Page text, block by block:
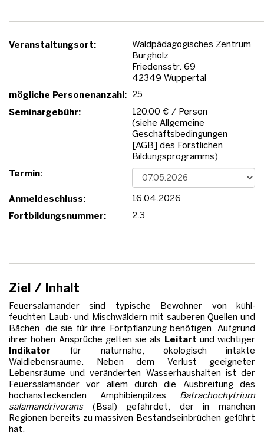
Veranstaltungsort:
Waldpädagogisches Zentrum
Burgholz
Friedensstr. 69
42349 Wuppertal
mögliche Personenanzahl: 25
Seminargebühr:
120,00 € / Person
(siehe Allgemeine
Geschäftsbedingungen
[AGB] des Forstlichen
Bildungsprogramms)
Termin:
Anmeldeschluss:
16.04.2026
Fortbildungsnummer:
2.3
Ziel / Inhalt
Feuersalamander sind typische Bewohner von kühl-
feuchten Laub- und Mischwäldern mit sauberen Quellen und
Bächen, die sie für ihre Fortpflanzung benötigen. Aufgrund
ihrer hohen Ansprüche gelten sie als Leitart und wichtiger
Indikator für naturnahe, ökologisch intakte
Waldlebensräume. Neben dem Verlust geeigneter
Lebensräume und veränderten Wasserhaushalten ist der
Feuersalamander vor allem durch die Ausbreitung des
hochansteckenden Amphibienpilzes Batrachochytrium
salamandrivorans(Bsal) gefährdet, der in manchen
Regionen bereits zu massiven Bestandseinbrüchen geführt
hat.